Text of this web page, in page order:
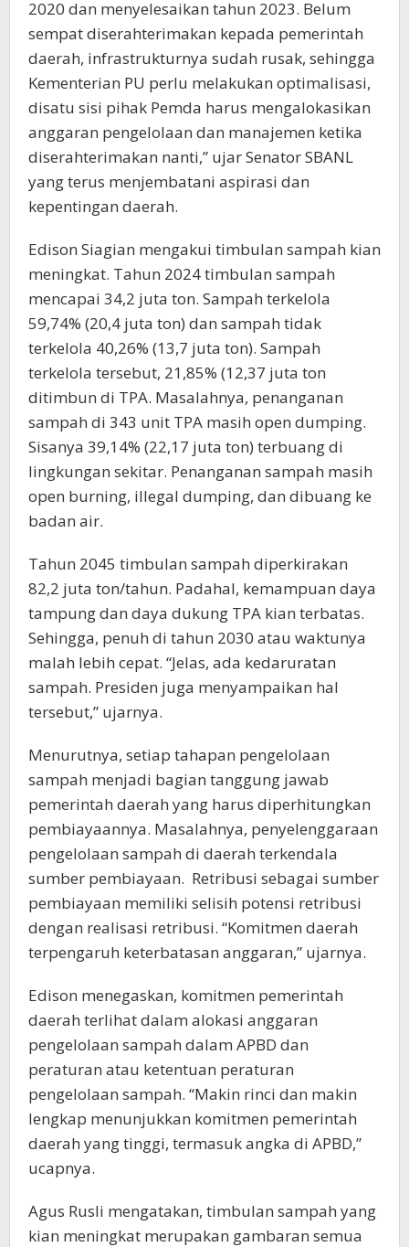
2020 dan menyelesaikan tahun 2023. Belum
sempat diserahterimakan kepada pemerintah
daerah, infrastrukturnya sudah rusak, sehingga
Kementerian PU perlu melakukan optimalisasi,
disatu sisi pihak Pemda harus mengalokasikan
anggaran pengelolaan dan manajemen ketika
diserahterimakan nanti,” ujar Senator SBANL
yang terus menjembatani aspirasi dan
kepentingan daerah.
Edison Siagian mengakui timbulan sampah kian
meningkat. Tahun 2024 timbulan sampah
mencapai 34,2 juta ton. Sampah terkelola
59,74% (20,4 juta ton) dan sampah tidak
terkelola 40,26% (13,7 juta ton). Sampah
terkelola tersebut, 21,85% (12,37 juta ton
ditimbun di TPA. Masalahnya, penanganan
sampah di 343 unit TPA masih open dumping.
Sisanya 39,14% (22,17 juta ton) terbuang di
lingkungan sekitar. Penanganan sampah masih
open burning, illegal dumping, dan dibuang ke
badan air.
Tahun 2045 timbulan sampah diperkirakan
82,2 juta ton/tahun. Padahal, kemampuan daya
tampung dan daya dukung TPA kian terbatas.
Sehingga, penuh di tahun 2030 atau waktunya
malah lebih cepat. “Jelas, ada kedaruratan
sampah. Presiden juga menyampaikan hal
tersebut,” ujarnya.
Menurutnya, setiap tahapan pengelolaan
sampah menjadi bagian tanggung jawab
pemerintah daerah yang harus diperhitungkan
pembiayaannya. Masalahnya, penyelenggaraan
pengelolaan sampah di daerah terkendala
sumber pembiayaan. Retribusi sebagai sumber
pembiayaan memiliki selisih potensi retribusi
dengan realisasi retribusi. “Komitmen daerah
terpengaruh keterbatasan anggaran,” ujarnya.
Edison menegaskan, komitmen pemerintah
daerah terlihat dalam alokasi anggaran
pengelolaan sampah dalam APBD dan
peraturan atau ketentuan peraturan
pengelolaan sampah. “Makin rinci dan makin
lengkap menunjukkan komitmen pemerintah
daerah yang tinggi, termasuk angka di APBD,”
ucapnya.
Agus Rusli mengatakan, timbulan sampah yang
kian meningkat merupakan gambaran semua